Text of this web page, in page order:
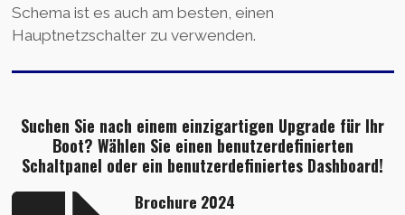
Schema ist es auch am besten, einen
Hauptnetzschalter zu verwenden.
Suchen Sie nach einem einzigartigen Upgrade für Ihr
Boot? Wählen Sie einen benutzerdefinierten
Schaltpanel oder ein benutzerdefiniertes Dashboard!
Brochure 2024